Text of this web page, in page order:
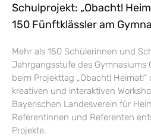
Schulprojekt: „Obacht!
150 Fünftklässler am
Mehr als 150 Schülerinnen und
Jahrgangsstufe des Gymnasiums
beim Projekttag „Obacht!
kreativen und interaktiven
Bayerischen Landesverein für
Referentinnen und Referenten
Projekte.